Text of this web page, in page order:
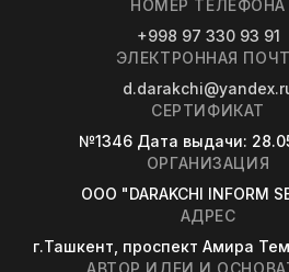
НОМЕР ТЕЛЕФОНА
+998 97 330 93 91
ЭЛЕКТРОННАЯ
СЕРТИФИКАТ
№1346 Дата выдачи:
ОРГАНИЗАЦИЯ
OOO "DARAKCHI INFORM
АДРЕС
г.Ташкент, проспект Амира
АВТОР ИДЕИ И